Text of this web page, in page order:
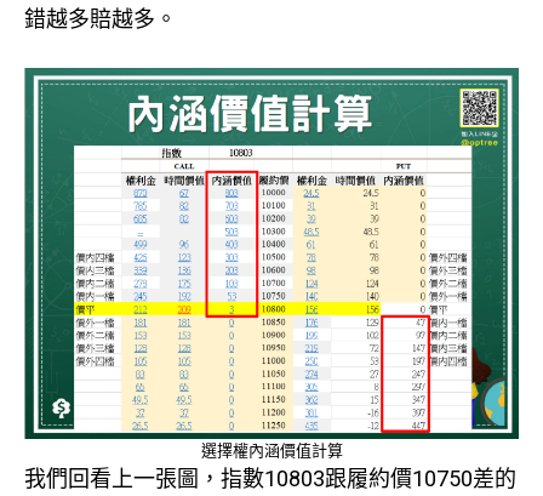
錯越多賠越多。
選擇權內涵價值計算
我們回看上一張圖，指數10803跟履約價10750差的